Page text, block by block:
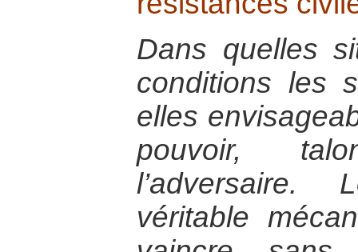
Dans quelles
conditions les
elles
pouvoir,
l’adversaire.
véritable